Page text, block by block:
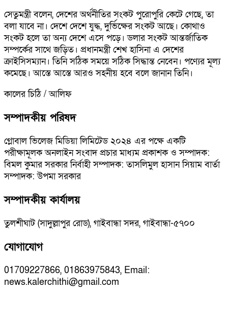
সেতুমন্ত্রী বলেন, দেশের অর্থনীতির সংকট পুরোপুরি কেটে গেছে, তা
বলা যাবে না। দেশে দেশে যুদ্ধ, দুর্ভিক্ষের সংকট আছে। কোথাও
সংকট হলে তা অন্য দেশে এসে পড়ে। ডলার সংকট আন্তর্জাতিক
সম্পর্কের সাথে জড়িত। প্রধানমন্ত্রী শেখ হাসিনা এ দেশের
ক্রাইসিসম্যান। তিনি সঠিক সময়ে সঠিক সিদ্ধান্ত নেবেন। পণ্যের মূল্য
কমেছে। আস্তে আস্তে আরও সহনীয় হবে বলে জানান তিনি।
কালের চিঠি / আলিফ
সম্পাদকীয় পরিষদ
গ্লোবাল ভিলেজ মিডিয়া লিমিটেড ২০২৪ এর পক্ষে একটি
পরীক্ষামূলক অনলাইন সংবাদ প্রচার মাধ্যম প্রকাশক ও সম্পাদক:
বিমল কুমার সরকার নির্বাহী সম্পাদক: তাসলিমুল হাসান সিয়াম বার্তা
সম্পাদক: উপমা সরকার
সম্পাদকীয় কার্যালয়
তুলশীঘাট (সাদুল্লাপুর রোড), গাইবান্ধা সদর, গাইবান্ধা-৫৭০০
যোগাযোগ
01709227866, 01863975843, Email:
news.kalerchithi@gmail.com